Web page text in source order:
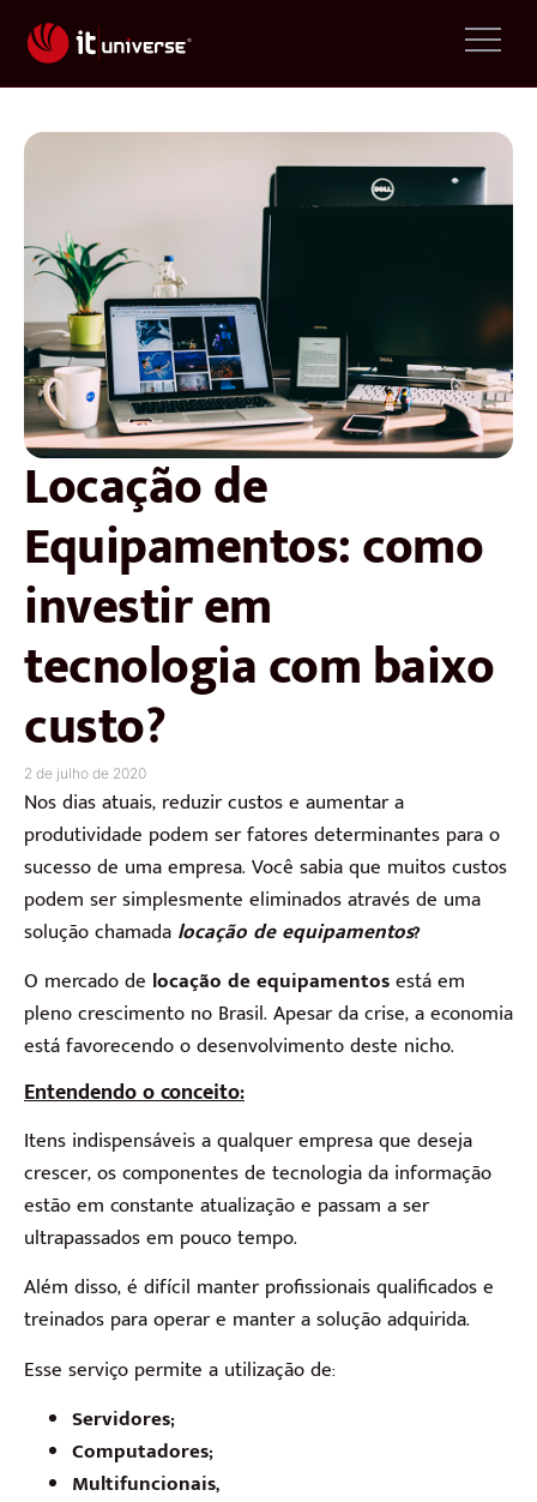
Locação de
Equipamentos: como
investir em
tecnologia com baixo
custo?
2 de julho de 2020
Nos dias atuais, reduzir custos e aumentar a
produtividade podem ser fatores determinantes para o
sucesso de uma empresa. Você sabia que muitos custos
podem ser simplesmente eliminados através de uma
solução chamada locação de equipamentos?
O mercado de locação de equipamentosestá em
pleno crescimento no Brasil. Apesar da crise, a economia
está favorecendo o desenvolvimento deste nicho.
Entendendo o conceito:
Itens indispensáveis a qualquer empresa que deseja
crescer, os componentes de tecnologia da informação
estão em constante atualização e passam a ser
ultrapassados em pouco tempo.
Além disso, é difícil manter profissionais qualificados e
treinados para operar e manter a solução adquirida.
Esse serviço permite a utilização de:
Servidores;
Computadores;
Multifuncionais,